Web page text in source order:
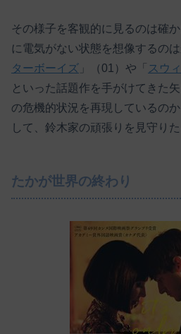
その様子を客観的に見るのは確
に電気がない状態を想像するの
ターボーイズ 」（01）や「 スウ
といった話題作を手がけてきた
の危機的状況を再現しているの
して、鈴木家の頑張りを見守りた
たかが世界の終わり